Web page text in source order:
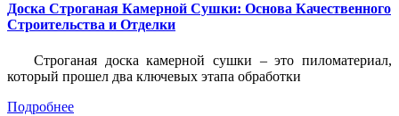
Доска Строганая Камерной Сушки: Основа Качественного
Строительства и Отделки
Строганая доска камерной сушки – это пиломатериал,
который прошел два ключевых этапа обработки
Подробнее